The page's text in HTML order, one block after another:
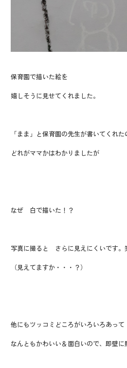
保育園で描いた絵を
嬉しそうに見せてくれました。
「まま」と保育園の先生が書いてくれた
どれがママかはわかりましたが
なぜ 白で描いた！？
写真に撮ると さらに見えにくいです。
（見えてますか・・・？）
他にもツッコミどころがいろいろあって
なんともかわいい＆面白いので、即壁に